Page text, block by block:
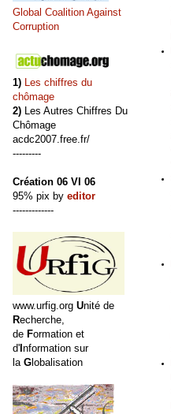
Global Coalition Against
Corruption
1) Les chiffres du
chômage
2) Les Autres Chiffres Du
Chômage
acdc2007.free.fr/
---------
Création 06 VI 06
95% pix by editor
-------------
www.urfig.org Unité de
Recherche,
de Formation et
d'Information sur
la Globalisation